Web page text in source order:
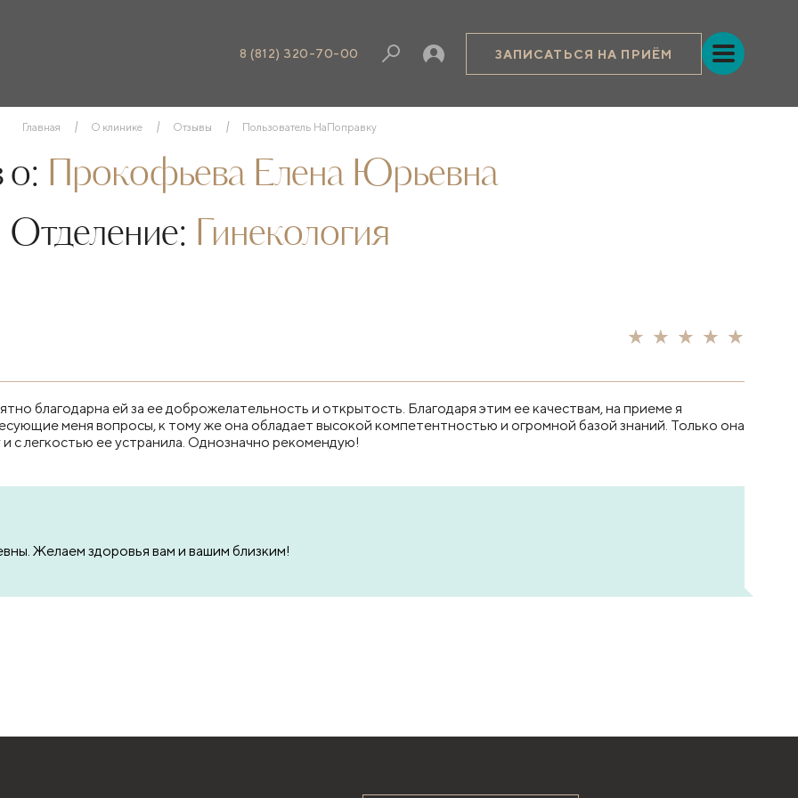
8 (812) 320-70-00 ЗАПИСАТЬСЯ НА ПРИЁМ
Главная О клинике Отзывы Пользователь НаПоправку
о: Прокофьева Елена Юрьевна
Отделение: Гинекология
благодарна ей за ее доброжелательность и открытость. Благодаря этим ее качествам, на приеме я
меня вопросы, к тому же она обладает высокой компетентностью и огромной базой знаний. Только она
легкостью ее устранила. Однозначно рекомендую!
Желаем здоровья вам и вашим близким!